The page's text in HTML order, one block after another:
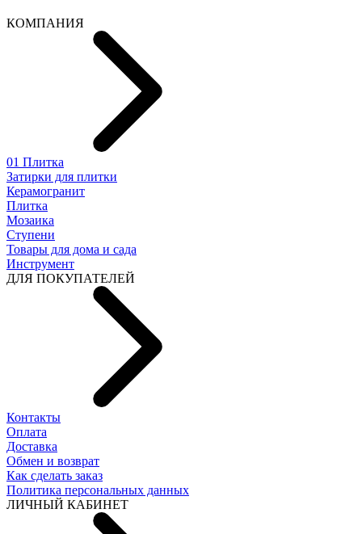
КОМПАНИЯ
01 Плитка
Затирки для плитки
Керамогранит
Плитка
Мозаика
Ступени
Товары для дома и сада
Инструмент
ДЛЯ ПОКУПАТЕЛЕЙ
Контакты
Оплата
Доставка
Обмен и возврат
Как сделать заказ
Политика персональных данных
ЛИЧНЫЙ КАБИНЕТ